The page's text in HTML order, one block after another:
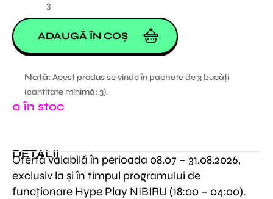
fost:
100 lei.
80 lei.
Notă: Acest produs se vinde în pachete de 3 bucăți
(cantitate minimă: 3).
ADAUGĂ ÎN COȘ
0 în stoc
DETALII
Ofertă valabilă în perioada 08.07 – 31.08.2026,
exclusiv la și în timpul programului de
funcționare Hype Play NIBIRU (18:00 – 04:00).